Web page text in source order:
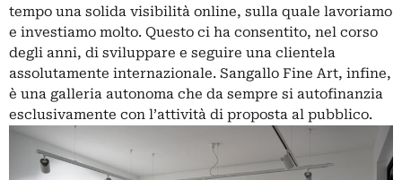
tempo una solida visibilità online, sulla quale lavoriamo
e investiamo molto. Questo ci ha consentito, nel corso
degli anni, di sviluppare e seguire una clientela
assolutamente internazionale. Sangallo Fine Art, infine,
è una galleria autonoma che da sempre si autofinanzia
esclusivamente con l’attività di proposta al pubblico.